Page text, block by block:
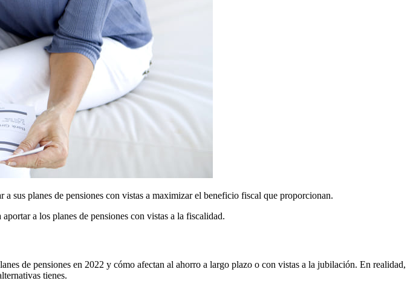
sus planes de pensiones con vistas a maximizar el beneficio fiscal que proporcionan.
a los planes de pensiones con vistas a la fiscalidad.
de pensiones en 2022 y cómo afectan al ahorro a largo plazo o con vistas a la jubilación. En realidad,
tienes.